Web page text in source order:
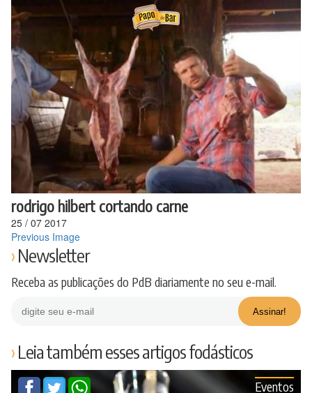
para
conteúdo
rodrigo hilbert cortando carne
25 / 07 2017
Previous Image
Newsletter
Receba as publicações do PdB diariamente no seu e-mail.
Leia também esses artigos fodásticos
Eventos